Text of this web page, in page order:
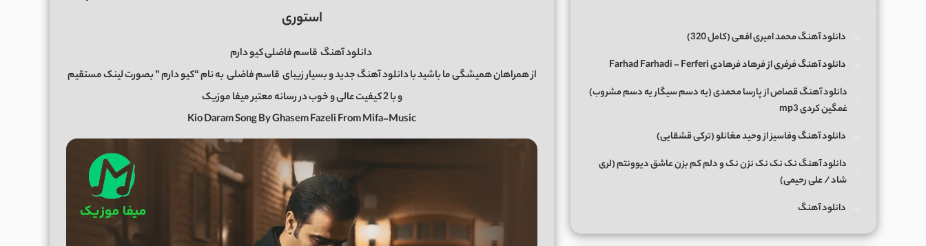
استوری
دانلود آهنگ قاسم فاضلی کیو دارم
از همراهان همیشگی ما باشید با دانلود آهنگ جدید و بسیار زیبای قاسم فاضلیبه نام “کیو دارم ” بصورت لینک مستقیم
و با 2 کیفیت عالی و خوب در رسانه معتبر میفا موزیک
Kio Daram Song By Ghasem Fazeli From Mifa-Music
دانلود آهنگ محمد امیری افعی (کامل 320)
دانلود آهنگ فرفری از فرهاد فرهادی Farhad Farhadi – Ferferi
دانلود آهنگ قصاص از پارسا محمدی (یه دسم سیگار یه دسم مشروب)
غمگین کردی mp3
دانلود آهنگ وفاسیز از وحید مغانلو (ترکی قشقایی)
دانلود آهنگ نک نک نک نزن نک و دلم کم بزن عاشق دیوونتم (لری
شاد / علی رحیمی)
دانلود آهنگ